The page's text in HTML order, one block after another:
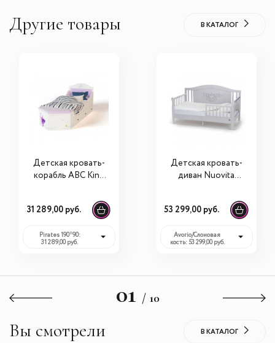
Другие товары В КАТАЛОГ
Детская кровать-
корабль ABC King
31 289,00 руб.
Pirates 190*90:
31 289,00 руб.
Детская кровать-
диван Nuovita
53 299,00 руб.
Avorio/Слоновая
кость: 53 299,00 руб.
01 / 10
Вы смотрели В КАТАЛОГ